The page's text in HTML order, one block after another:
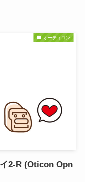
オーティコン
2-R (Oticon Opn